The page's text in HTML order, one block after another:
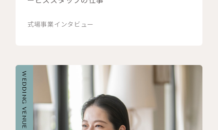
式場事業インタビュー
WEDDING VENUE